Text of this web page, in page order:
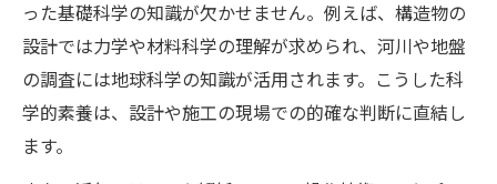
った基礎科学の知識が欠かせません。例えば、構造物の
設計では力学や材料科学の理解が求められ、河川や地盤
の調査には地球科学の知識が活用されます。こうした科
学的素養は、設計や施工の現場での的確な判断に直結し
ます。